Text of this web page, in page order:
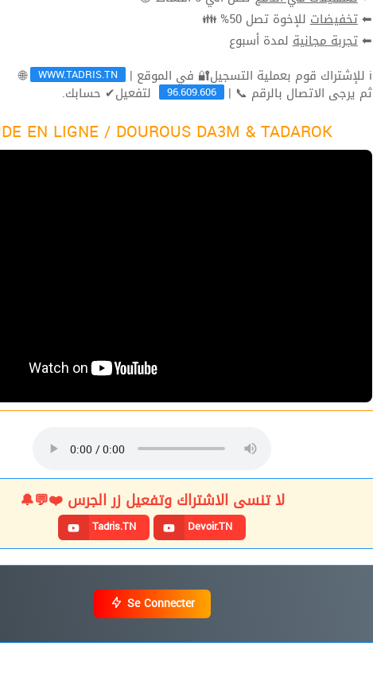
⬅تخفيضاتللإخوة تصل 50% 👪
⬅تجربة مجانيةلمدة أسبوع
ℹ للإشتراك قوم بعملية التسجيل🔐 في الموقع |
WWW.TADRIS.TN
🌐
ثم يرجى الاتصال بالرقم 📞 | 96.609.606 لتفعيل✔ حسابك.
EN LIGNE / DOUROUS DA3M & TADAROK
لا تنسى الاشتراك وتفعيل زر الجرس ❤️💬🔔
Tadris.TN Devoir.TN
Se Connecter